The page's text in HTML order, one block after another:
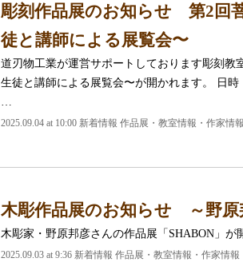
彫刻作品展のお知らせ 第2回
徒と講師による展覧会〜
道刃物工業が運営サポートしております彫刻教
生徒と講師による展覧会〜が開かれます。
2025.09.04 at 10:00 新着情報 作品展・教室情報・作家情報
木彫作品展のお知らせ ～野
木彫家・野原邦彦さんの作品展「SHABON」が
2025.09.03 at 9:36 新着情報 作品展・教室情報・作家情報